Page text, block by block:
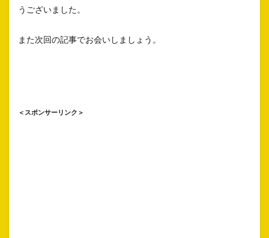
うございました。
また次回の記事でお会いしましょう。
＜スポンサーリンク＞